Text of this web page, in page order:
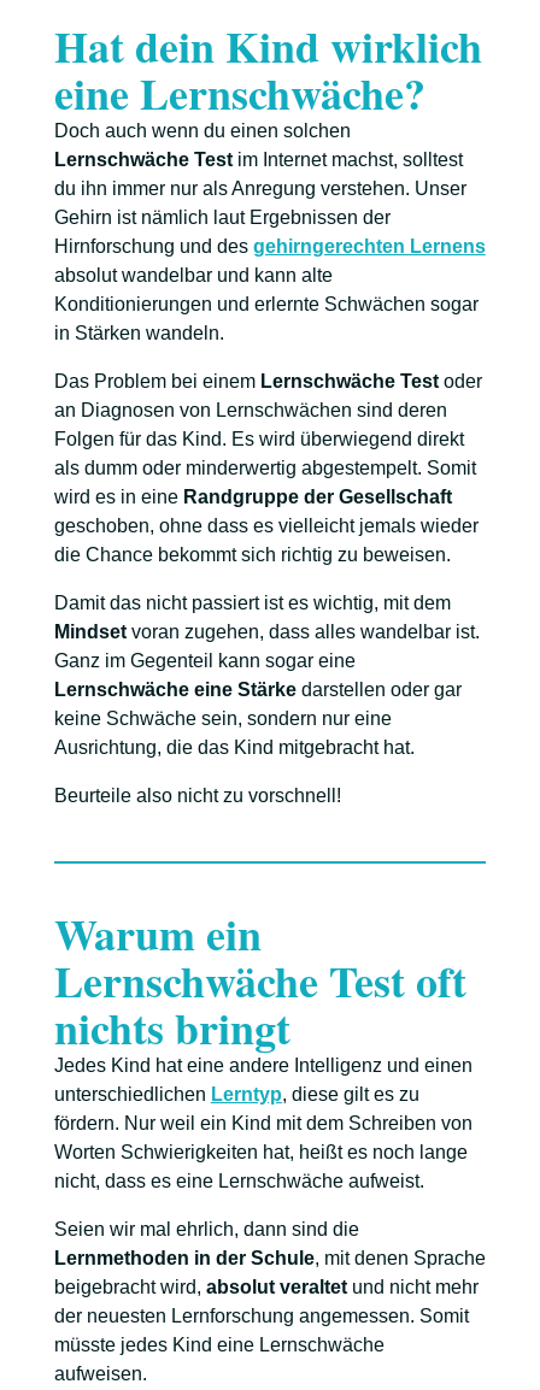
Hat dein Kind wirklich
eine Lernschwäche?
Doch auch wenn du einen solchen
Lernschwäche Testim Internet machst, solltest
du ihn immer nur als Anregung verstehen. Unser
Gehirn ist nämlich laut Ergebnissen der
Hirnforschung und des gehirngerechten Lernens
absolut wandelbar und kann alte
Konditionierungen und erlernte Schwächen sogar
in Stärken wandeln.
Das Problem bei einemLernschwäche Testoder
an Diagnosen von Lernschwächen sind deren
Folgen für das Kind. Es wird überwiegend direkt
als dumm oder minderwertig abgestempelt. Somit
wird es in eine Randgruppe der Gesellschaft
geschoben, ohne dass es vielleicht jemals wieder
die Chance bekommt sich richtig zu beweisen.
Damit das nicht passiert ist es wichtig, mit dem
Mindsetvoran zugehen, dass alles wandelbar ist.
Ganz im Gegenteil kann sogar eine
Lernschwäche eine Stärkedarstellen oder gar
keine Schwäche sein, sondern nur eine
Ausrichtung, die das Kind mitgebracht hat.
Beurteile also nicht zu vorschnell!
Warum ein
Lernschwäche Test oft
nichts bringt
Jedes Kind hat eine andere Intelligenz und einen
unterschiedlichen Lerntyp, diese gilt es zu
fördern. Nur weil ein Kind mit dem Schreiben von
Worten Schwierigkeiten hat, heißt es noch lange
nicht, dass es eine Lernschwäche aufweist.
Seien wir mal ehrlich, dann sind die
Lernmethoden in der Schule, mit denen Sprache
beigebracht wird, absolut veraltet und nicht mehr
der neuesten Lernforschung angemessen. Somit
müsste jedes Kind eine Lernschwäche
aufweisen.